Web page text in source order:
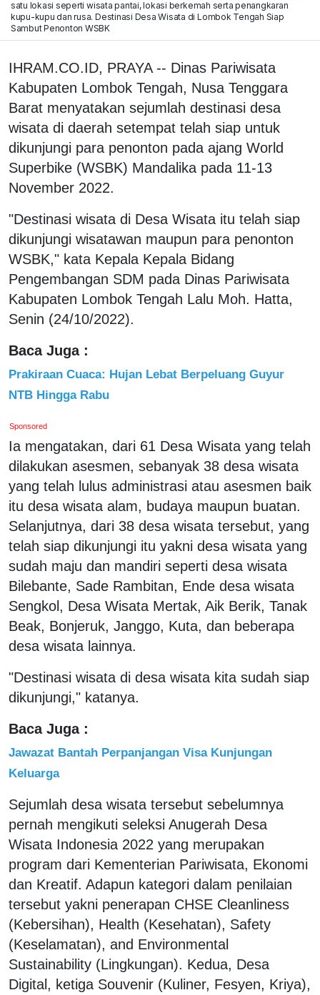
satu lokasi seperti wisata pantai, lokasi berkemah serta penangkaran
kupu-kupu dan rusa. Destinasi Desa Wisata di Lombok Tengah Siap
Sambut Penonton WSBK
IHRAM.CO.ID, PRAYA -- Dinas Pariwisata
Kabupaten Lombok Tengah, Nusa Tenggara
Barat menyatakan sejumlah destinasi desa
wisata di daerah setempat telah siap untuk
dikunjungi para penonton pada ajang World
Superbike (WSBK) Mandalika pada 11-13
November 2022.
"Destinasi wisata di Desa Wisata itu telah siap
dikunjungi wisatawan maupun para penonton
WSBK," kata Kepala Kepala Bidang
Pengembangan SDM pada Dinas Pariwisata
Kabupaten Lombok Tengah Lalu Moh. Hatta,
Senin (24/10/2022).
Baca Juga :
Prakiraan Cuaca: Hujan Lebat Berpeluang Guyur
NTB Hingga Rabu
Sponsored
Ia mengatakan, dari 61 Desa Wisata yang telah
dilakukan asesmen, sebanyak 38 desa wisata
yang telah lulus administrasi atau asesmen baik
itu desa wisata alam, budaya maupun buatan.
Selanjutnya, dari 38 desa wisata tersebut, yang
telah siap dikunjungi itu yakni desa wisata yang
sudah maju dan mandiri seperti desa wisata
Bilebante, Sade Rambitan, Ende desa wisata
Sengkol, Desa Wisata Mertak, Aik Berik, Tanak
Beak, Bonjeruk, Janggo, Kuta, dan beberapa
desa wisata lainnya.
"Destinasi wisata di desa wisata kita sudah siap
dikunjungi," katanya.
Baca Juga :
Jawazat Bantah Perpanjangan Visa Kunjungan
Keluarga
Sejumlah desa wisata tersebut sebelumnya
pernah mengikuti seleksi Anugerah Desa
Wisata Indonesia 2022 yang merupakan
program dari Kementerian Pariwisata, Ekonomi
dan Kreatif. Adapun kategori dalam penilaian
tersebut yakni penerapan CHSE Cleanliness
(Kebersihan), Health (Kesehatan), Safety
(Keselamatan), and Environmental
Sustainability (Lingkungan). Kedua, Desa
Digital, ketiga Souvenir (Kuliner, Fesyen, Kriya),